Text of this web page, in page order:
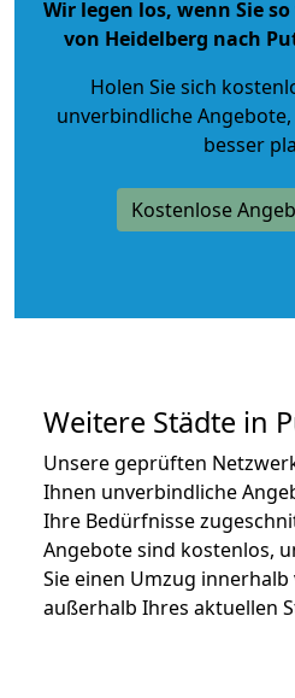
Wir legen los, wenn Sie
von Heidelberg nach
Holen Sie sich
unverbindliche Angebote
besser
Kostenlose
Weitere Städte in
Unsere geprüften
Ihnen unverbindliche
Ihre Bedürfnisse
Angebote sind kostenlos,
Sie einen Umzug
außerhalb Ihres aktuellen